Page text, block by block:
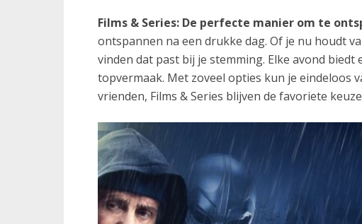
Films & Series: De perfecte manier om te
ontspannen na een drukke dag. Of je nu houdt
vinden dat past bij je stemming. Elke avond
topvermaak. Met zoveel opties kun je eindeloos
vrienden, Films & Series blijven de favoriete